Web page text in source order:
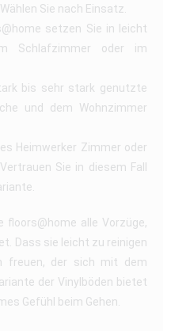
Sie nach Einsatz.
setzen Sie in leicht
Schlafzimmer oder im
bis sehr stark genutzte
und dem Wohnzimmer
Heimwerker Zimmer oder
Sie in diesem Fall
floors@home alle Vorzüge,
Dass sie leicht zu reinigen
freuen, der sich mit dem
der Vinylböden bietet
Gefühl beim Gehen.